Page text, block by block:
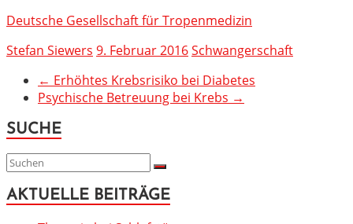
Deutsche Gesellschaft für Tropenmedizin
Stefan Siewers 9. Februar 2016Schwangerschaft
← Erhöhtes Krebsrisiko bei Diabetes
Psychische Betreuung bei Krebs →
SUCHE
AKTUELLE BEITRÄGE